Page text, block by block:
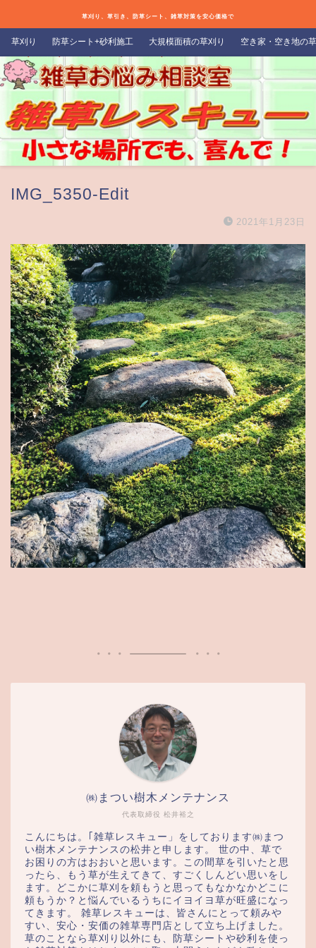
草刈り、草引き、防草シート、雑草対策を安心価格で
草刈り 防草シート+砂利施工 大規模面積の草刈り 空き家・空き地の
IMG_5350-Edit
2021年1月23日
代表取締役 松井裕之
㈱まつい樹木メンテナンス
こんにちは。｢雑草レスキュー」をしております㈱まつ
い樹木メンテナンスの松井と申します。 世の中、草で
お困りの方はおおいと思います。この間草を引いたと思
ったら、もう草が生えてきて、すごくしんどい思いをし
ます。どこかに草刈を頼もうと思ってもなかなかどこに
頼もうか？と悩んでいるうちにイヨイヨ草が旺盛になっ
てきます。 雑草レスキューは、皆さんにとって頼みや
すい、安心・安価の雑草専門店として立ち上げました。
草のことなら草刈り以外にも、防草シートや砂利を使っ